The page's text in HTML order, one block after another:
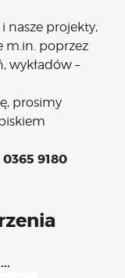
nasze projekty,
m.in. poprzez
wykładów –
prosimy
9180